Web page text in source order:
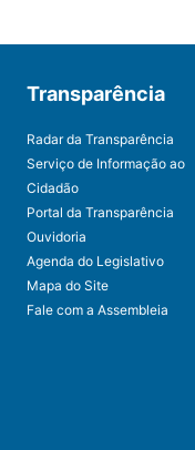
Transparência
Radar da Transparência
Serviço de Informação ao
Cidadão
Portal da Transparência
Ouvidoria
Agenda do Legislativo
Mapa do Site
Fale com a Assembleia